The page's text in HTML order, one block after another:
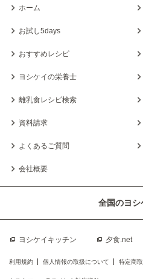
ホーム
お試し5days
おすすめレシピ
ヨシケイの栄養士
離乳食レシピ検索
資料請求
よくあるご質問
会社概要
ヨシケイキッチン 夕食.net
全国のヨシ
利用規約 個人情報の取扱について 特定商